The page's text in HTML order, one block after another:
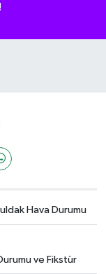
Hava Durumu
ve Fikstür